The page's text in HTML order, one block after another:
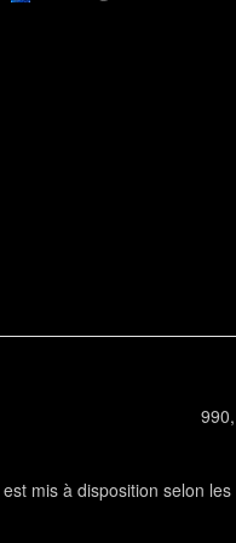
est mis à disposition selon